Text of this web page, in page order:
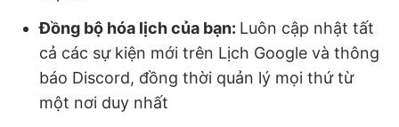
Đồng bộ hóa lịch của bạn: Luôn cập nhật tất
cả các sự kiện mới trên Lịch Google và thông
báo Discord, đồng thời quản lý mọi thứ từ
một nơi duy nhất